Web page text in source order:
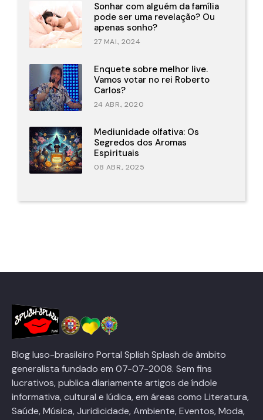
Sonhar com alguém da família
pode ser uma revelação? Ou
apenas sonho?
27 MAI., 2024
Enquete sobre melhor live.
Vamos votar no rei Roberto
Carlos?
24 ABR., 2020
Mediunidade olfativa: Os
Segredos dos Aromas
Espirituais
08 ABR., 2025
Blog luso-brasileiro Portal Splish Splash de âmbito
generalista fundado em 07-07-2008. Sem fins
lucrativos, publica diariamente artigos de índole
informativa, cultural e lúdica, em áreas como Literatura,
Saúde, Música, Juridicidade, Ambiente, Eventos, Moda,